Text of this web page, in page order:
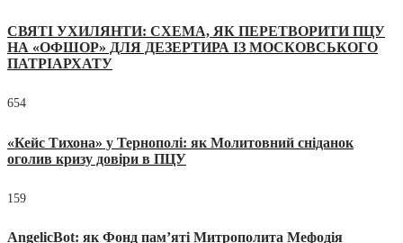
СВЯТІ УХИЛЯНТИ: СХЕМА, ЯК ПЕРЕТВОРИТИ ПЦУ
НА «ОФШОР» ДЛЯ ДЕЗЕРТИРА ІЗ МОСКОВСЬКОГО
ПАТРІАРХАТУ
654
«Кейс Тихона» у Тернополі: як Молитовний сніданок
оголив кризу довіри в ПЦУ
159
AngelicBot: як Фонд пам’яті Митрополита Мефодія